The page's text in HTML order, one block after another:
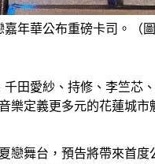
嘉年華公布重磅卡司。（
田愛紗、持修、李竺
樂定義更多元的花蓮城市
戀舞台，預告將帶來首